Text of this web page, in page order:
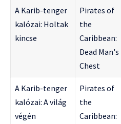
A Karib-tenger
kalózai: Holtak
kincse
Pirates of
the
Caribbean:
Dead Man's
Chest
A Karib-tenger
kalózai: A világ
végén
Pirates of
the
Caribbean: